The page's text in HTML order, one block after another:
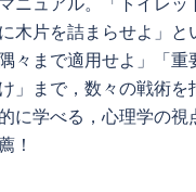
木片を詰まらせよ」と
々まで適用せよ」「重
」まで，数々の戦術を
に学べる，心理学の視
！